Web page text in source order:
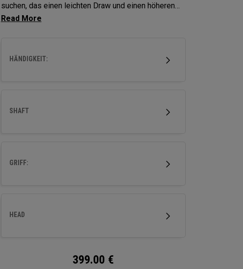
suchen, das einen leichten Draw und einen höheren
Launch unterstütz, bieten Elyte X Fairways
HÄNDIGKEIT:
SHAFT
GRIFF:
HEAD
399.00 €